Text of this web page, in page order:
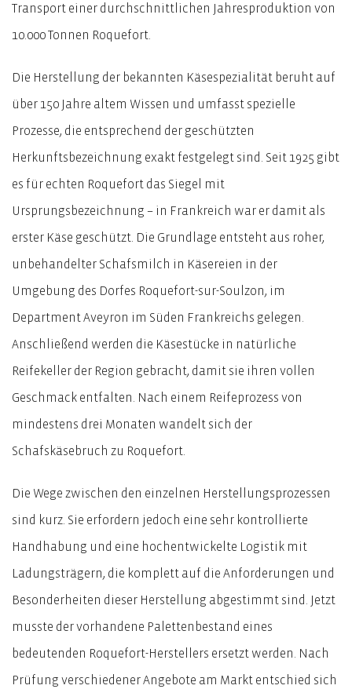
Transport einer durchschnittlichen Jahresproduktion von
10.000 Tonnen Roquefort.
Die Herstellung der bekannten Käsespezialität beruht auf
über 150 Jahre altem Wissen und umfasst spezielle
Prozesse, die entsprechend der geschützten
Herkunftsbezeichnung exakt festgelegt sind. Seit 1925 gibt
es für echten Roquefort das Siegel mit
Ursprungsbezeichnung – in Frankreich war er damit als
erster Käse geschützt. Die Grundlage entsteht aus roher,
unbehandelter Schafsmilch in Käsereien in der
Umgebung des Dorfes Roquefort-sur-Soulzon, im
Department Aveyron im Süden Frankreichs gelegen.
Anschließend werden die Käsestücke in natürliche
Reifekeller der Region gebracht, damit sie ihren vollen
Geschmack entfalten. Nach einem Reifeprozess von
mindestens drei Monaten wandelt sich der
Schafskäsebruch zu Roquefort.
Die Wege zwischen den einzelnen Herstellungsprozessen
sind kurz. Sie erfordern jedoch eine sehr kontrollierte
Handhabung und eine hochentwickelte Logistik mit
Ladungsträgern, die komplett auf die Anforderungen und
Besonderheiten dieser Herstellung abgestimmt sind. Jetzt
musste der vorhandene Palettenbestand eines
bedeutenden Roquefort-Herstellers ersetzt werden. Nach
Prüfung verschiedener Angebote am Markt entschied sich